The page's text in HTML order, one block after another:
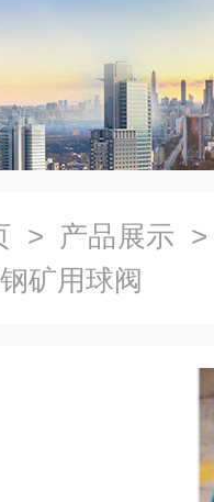
> 产品展示
矿用球阀